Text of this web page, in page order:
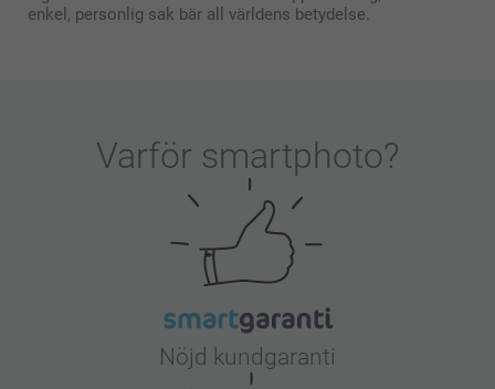
enkel, personlig sak bär all världens betydelse.
Varför smartphoto?
Nöjd kundgaranti